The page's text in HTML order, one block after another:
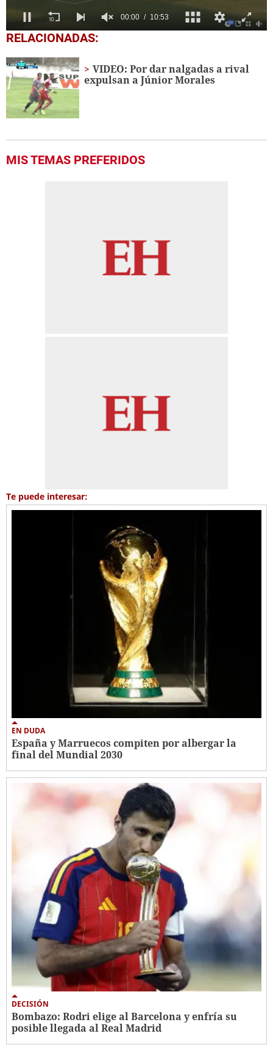
0
seconds
10
minutes,
53
seconds
RELACIONADAS:
VIDEO: Por dar nalgadas a rival
expulsan a Júnior Morales
MIS TEMAS PREFERIDOS
Te puede interesar:
EN DUDA
España y Marruecos compiten por albergar la
final del Mundial 2030
DECISIÓN
Bombazo: Rodri elige al Barcelona y enfría su
posible llegada al Real Madrid